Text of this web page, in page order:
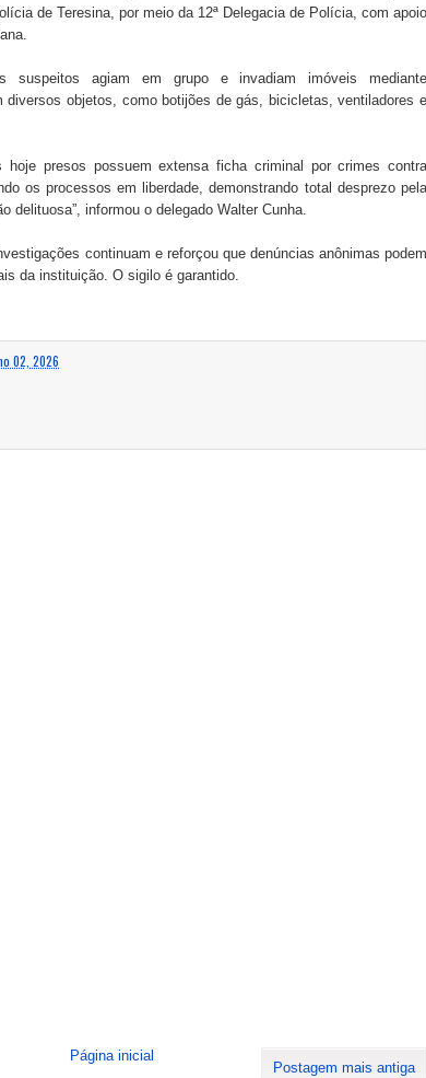
de Teresina, por meio da 12ª Delegacia de Polícia, com apoio
suspeitos agiam em grupo e invadiam imóveis mediante
diversos objetos, como botijões de gás, bicicletas, ventiladores e
hoje presos possuem extensa ficha criminal por crimes contra
os processos em liberdade, demonstrando total desprezo pela
delituosa”, informou o delegado Walter Cunha.
continuam e reforçou que denúncias anônimas podem
da instituição. O sigilo é garantido.
02, 2026
Postagem mais antiga
Página inicial